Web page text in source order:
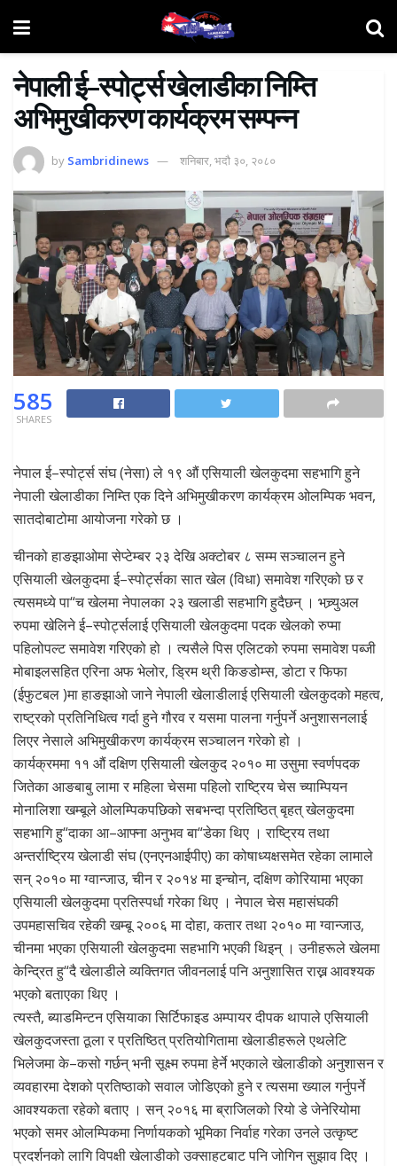
नेपाली ई–स्पोर्ट्स खेलाडीका निम्ति
अभिमुखीकरण कार्यक्रम सम्पन्न
by Sambridinews शनिबार, भदौ ३०, २०८०
585
SHARES
नेपाल ई–स्पोर्ट्स संघ (नेसा) ले १९ औं एसियाली खेलकुदमा सहभागि हुने
नेपाली खेलाडीका निम्ति एक दिने अभिमुखीकरण कार्यक्रम ओलम्पिक भवन,
सातदोबाटोमा आयोजना गरेको छ ।
चीनको हाङझाओमा सेप्टेम्बर २३ देखि अक्टोबर ८ सम्म सञ्चालन हुने
एसियाली खेलकुदमा ई–स्पोर्ट्सका सात खेल (विधा) समावेश गरिएको छ र
त्यसमध्ये पा“च खेलमा नेपालका २३ खलाडी सहभागि हुदैछन् । भच्र्युअल
रुपमा खेलिने ई–स्पोर्ट्सलाई एसियाली खेलकुदमा पदक खेलको रुप्मा
पहिलोपल्ट समावेश गरिएको हो । त्यसैले पिस एलिटको रुपमा समावेश पब्जी
मोबाइलसहित एरिना अफ भेलोर, ड्रिम थ्री किङडोम्स, डोटा र फिफा
(ईफुटबल )मा हाङझाओ जाने नेपाली खेलाडीलाई एसियाली खेलकुदको महत्व,
राष्ट्रको प्रतिनिधित्व गर्दा हुने गौरव र यसमा पालना गर्नुपर्ने अनुशासनलाई
लिएर नेसाले अभिमुखीकरण कार्यक्रम सञ्चालन गरेको हो ।
कार्यक्रममा ११ औं दक्षिण एसियाली खेलकुद २०१० मा उसुमा स्वर्णपदक
जितेका आङबाबु लामा र महिला चेसमा पहिलो राष्ट्रिय चेस च्याम्पियन
मोनालिशा खम्बूले ओलम्पिकपछिको सबभन्दा प्रतिष्ठित् बृहत् खेलकुदमा
सहभागि हु“दाका आ–आफ्ना अनुभव बा“डेका थिए । राष्ट्रिय तथा
अन्तर्राष्ट्रिय खेलाडी संघ (एनएनआईपीए) का कोषाध्यक्षसमेत रहेका लामाले
सन् २०१० मा ग्वान्जाउ, चीन र २०१४ मा इन्चोन, दक्षिण कोरियामा भएका
एसियाली खेलकुदमा प्रतिस्पर्धा गरेका थिए । नेपाल चेस महासंघकी
उपमहासचिव रहेकी खम्बू २००६ मा दोहा, कतार तथा २०१० मा ग्वान्जाउ,
चीनमा भएका एसियाली खेलकुदमा सहभागि भएकी थिइन् । उनीहरूले खेलमा
केन्द्रित हु“दै खेलाडीले व्यक्तिगत जीवनलाई पनि अनुशासित राख्न आवश्यक
भएको बताएका थिए ।
त्यस्तै, ब्याडमिन्टन एसियाका सिर्टिफाइड अम्पायर दीपक थापाले एसियाली
खेलकुदजस्ता ठूला र प्रतिष्ठित् प्रतियोगितामा खेलाडीहरूले एथलेटि
भिलेजमा के–कसो गर्छन् भनी सूक्ष्म रुपमा हेर्ने भएकाले खेलाडीको अनुशासन र
व्यवहारमा देशको प्रतिष्ठाको सवाल जोडिएको हुने र त्यसमा ख्याल गर्नुपर्ने
आवश्यकता रहेको बताए । सन् २०१६ मा ब्राजिलको रियो डे जेनेरियोमा
भएको समर ओलम्पिकमा निर्णायकको भूमिका निर्वाह गरेका उनले उत्कृष्ट
प्रदर्शनको लागि विपक्षी खेलाडीको उक्साहटबाट पनि जोगिन सुझाव दिए ।